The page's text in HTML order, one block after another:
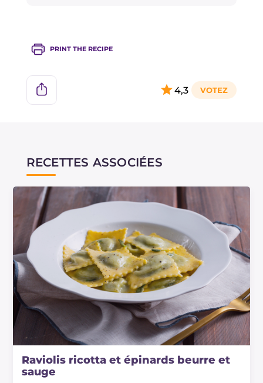
la recette des
boulettes ricotta et épinards!
PRINT THE RECIPE
4,3
RECETTES ASSOCIÉES
Raviolis ricotta et épinards beurre et
sauge